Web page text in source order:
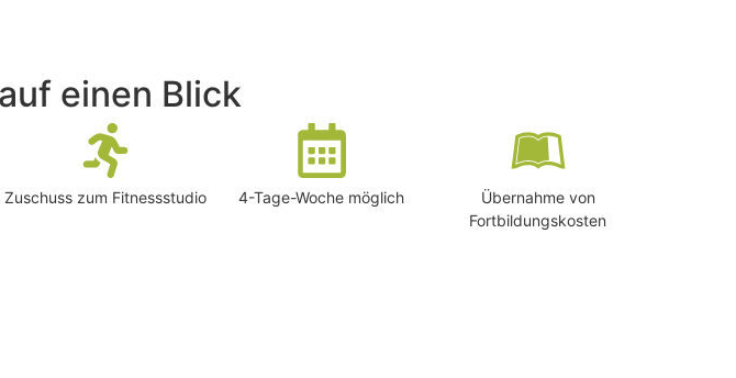
einen Blick
Zuschuss zum Fitnessstudio 4-Tage-Woche möglich
Übernahme von
Fortbildungskosten